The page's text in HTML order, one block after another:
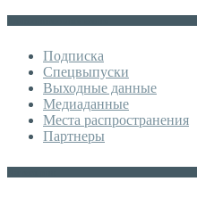
Подписка
Спецвыпуски
Выходные данные
Медиаданные
Места распространения
Партнеры